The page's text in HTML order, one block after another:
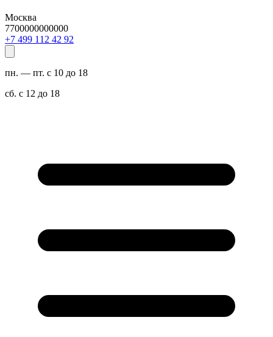
Москва
7700000000000
29 24 211 994 7+
пн. — пт. с 10 до 18
сб. с 12 до 18